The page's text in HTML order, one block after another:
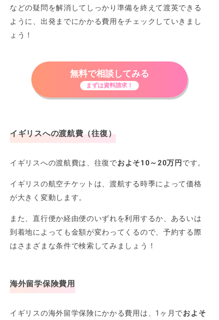
などの疑問を解消してしっかり準備を終えて渡英できる
ように、出発までにかかる費用をチェックしていきまし
ょう！
無料で相談してみる
まずは資料請求！
イギリスへの渡航費（往復）
イギリスへの渡航費は、往復でおよそ10～20万円 です。
イギリスの航空チケットは、渡航する時季によって価格
が大きく変動します。
また、直行便か経由便のいずれを利用するか、あるいは
到着地によっても金額が変わってくるので、予約する際
はさまざまな条件で検索してみましょう！
海外留学保険費用
イギリスの海外留学保険にかかる費用は、1ヶ月でおよそ